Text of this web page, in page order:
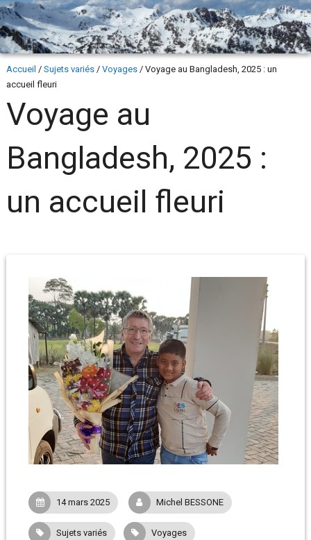
Accueil / Sujets variés/ Voyages/ Voyage au Bangladesh, 2025 : un
accueil fleuri
Voyage au
Bangladesh, 2025 :
un accueil fleuri
14 mars 2025 Michel BESSONE
Sujets variés Voyages